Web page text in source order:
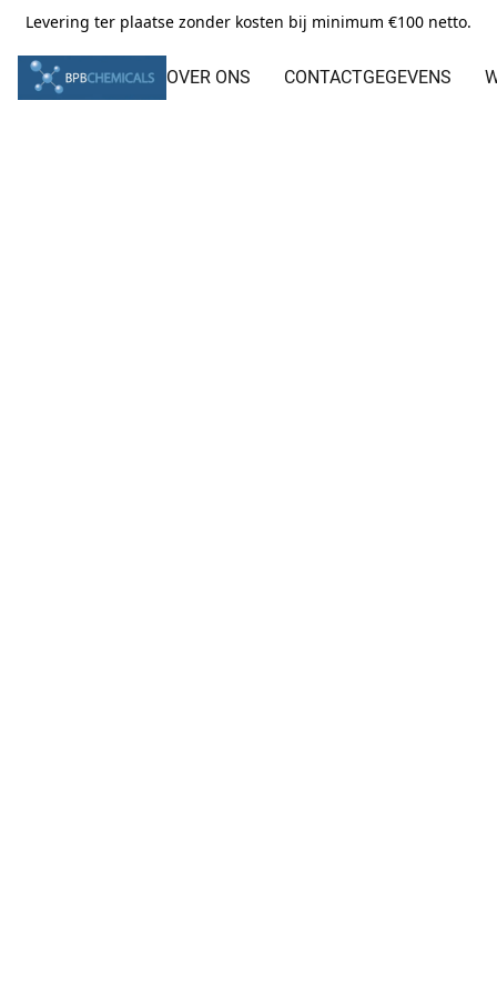
Levering ter plaatse zonder kosten bij minimum €100 netto.
OVER ONS CONTACTGEGEVENS